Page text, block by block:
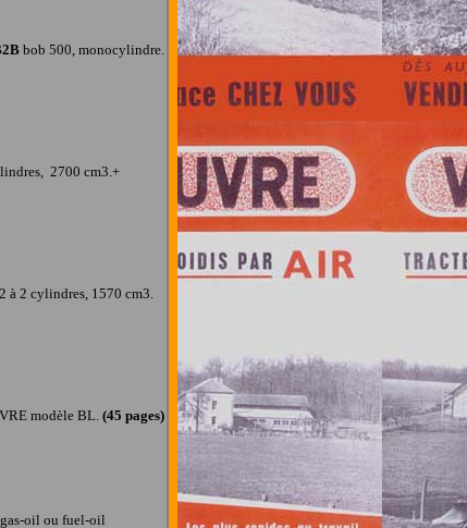
bob 500, monocylindre.
2700 cm3.+
à 2 cylindres, 1570 cm3.
modèle BL.(45 pages)
oil ou fuel-oil